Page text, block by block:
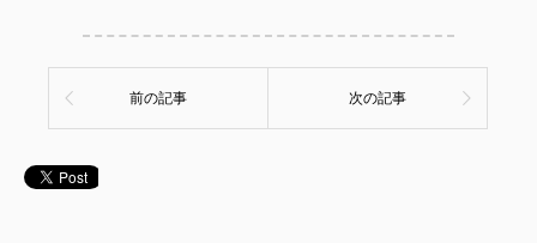
前の記事 次の記事